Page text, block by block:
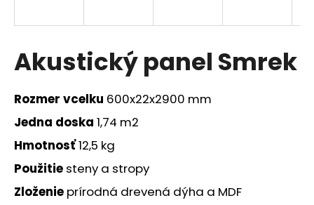
Akustický panel Smrek
Rozmer vcelku 600x22x2900 mm
Jedna doska 1,74 m2
Hmotnosť12,5 kg
Použitie steny a stropy
Zloženie prírodná drevená dýha a MDF
s
ť
?